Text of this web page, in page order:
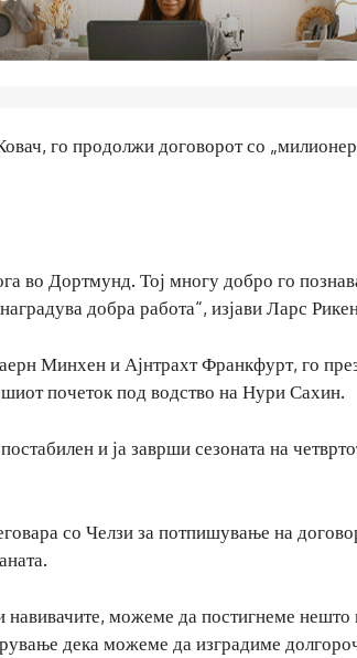
го продолжи договорот со
во Дортмунд. Тој многу добро го
добра работа“, изјави Ларс
Минхен и Ајнтрахт Франкфурт, го
почеток под водство на Нури Сахин.
и ја заврши сезоната на
со Челзи за потпишување на
навивачите, можеме да постигнеме
дека можеме да изградиме